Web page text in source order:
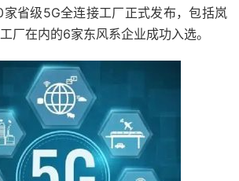
省级5G全连接工厂正式发布，包括岚
厂在内的6家东风系企业成功入选。